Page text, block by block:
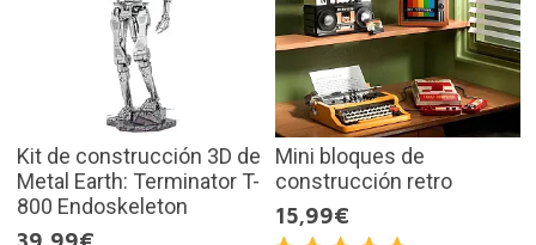
Kit de construcción 3D de
Metal Earth: Terminator T-
800 Endoskeleton
Mini bloques de
construcción retro
15,99€